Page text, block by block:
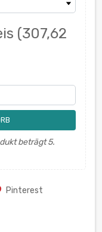
(307,62
beträgt 5.
Pinterest